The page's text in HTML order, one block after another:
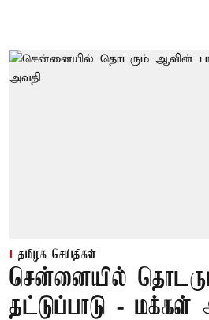
தமிழக செய்திகள்
சென்னையில்
தட்டுப்பாடு - மக்கள்